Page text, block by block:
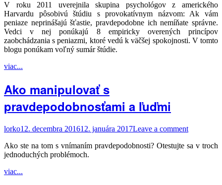
V roku 2011 uverejnila skupina psychológov z amerického
Harvardu pôsobivú štúdiu s provokatívnym názvom: Ak vám
peniaze neprinášajú šťastie, pravdepodobne ich nemíňate správne.
Vedci v nej ponúkajú 8 empiricky overených princípov
zaobchádzania s peniazmi, ktoré vedú k väčšej spokojnosti. V tomto
blogu ponúkam voľný sumár štúdie.
viac...
Ako manipulovať s
pravdepodobnosťami a ľuďmi
lorko12. decembra 201612. januára 2017Leave a comment
Ako ste na tom s vnímaním pravdepodobnosti? Otestujte sa v troch
jednoduchých problémoch.
viac...